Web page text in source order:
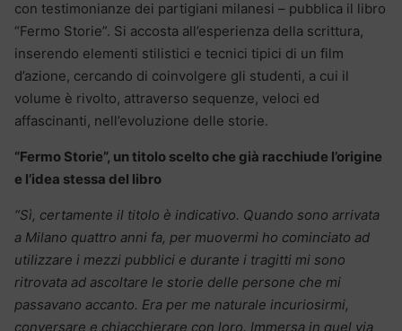
con testimonianze dei partigiani milanesi – pubblica il libro
“Fermo Storie”. Si accosta all’esperienza della scrittura,
inserendo elementi stilistici e tecnici tipici di un film
d’azione, cercando di coinvolgere gli studenti, a cui il
volume è rivolto, attraverso sequenze, veloci ed
affascinanti, nell’evoluzione delle storie.
“Fermo Storie”, un titolo scelto che già racchiude l’origine
e l’idea stessa del libro
“Sì, certamente il titolo è indicativo. Quando sono arrivata
a Milano quattro anni fa, per muovermi ho cominciato ad
utilizzare i mezzi pubblici e durante i tragitti mi sono
ritrovata ad ascoltare le storie delle persone che mi
passavano accanto. Era per me naturale incuriosirmi,
conversare e chiacchierare con loro. Immersa in quel via